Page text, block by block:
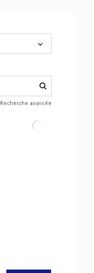
Recherche avancée